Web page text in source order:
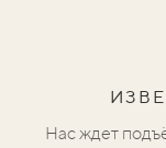
Нас ждет